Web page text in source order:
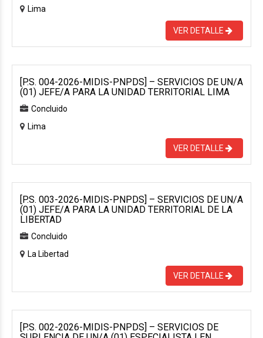
Lima
VER DETALLE
[P.S. 004-2026-MIDIS-PNPDS] – SERVICIOS DE UN/A
(01) JEFE/A PARA LA UNIDAD TERRITORIAL LIMA
Concluido
Lima
VER DETALLE
[P.S. 003-2026-MIDIS-PNPDS] – SERVICIOS DE UN/A
(01) JEFE/A PARA LA UNIDAD TERRITORIAL DE LA
LIBERTAD
Concluido
La Libertad
VER DETALLE
[P.S. 002-2026-MIDIS-PNPDS] – SERVICIOS DE